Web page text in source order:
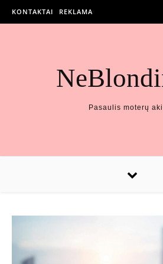
KONTAKTAI REKLAMA
Pasaulis moterų